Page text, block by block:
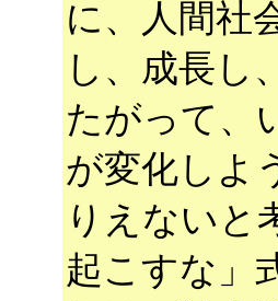
に、人間社
し、成長し
たがって、
が変化しよ
りえないと
起こすな」